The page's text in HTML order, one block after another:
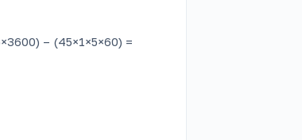
– (45×1×5×60) =